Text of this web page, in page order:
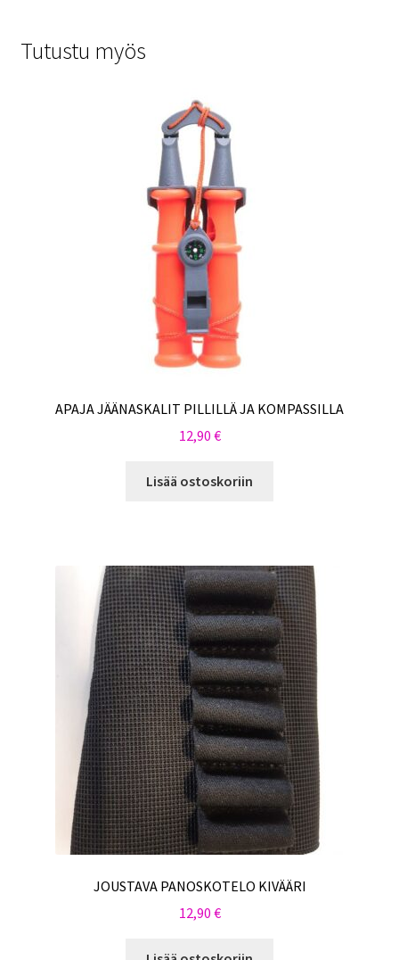
Tutustu myös
APAJA JÄÄNASKALIT PILLILLÄ JA KOMPASSILLA
12,90 €
Lisää ostoskoriin
JOUSTAVA PANOSKOTELO KIVÄÄRI
12,90 €